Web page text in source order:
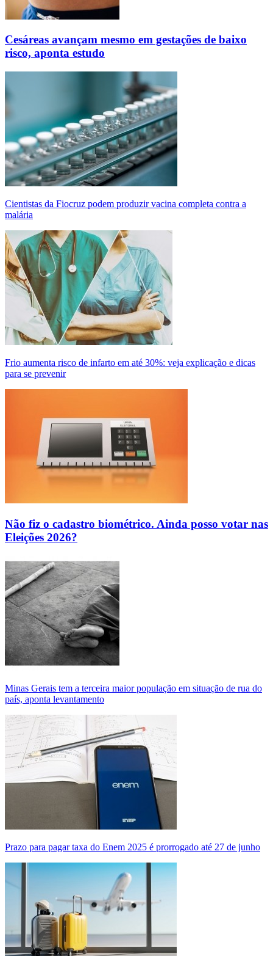
Cesáreas avançam mesmo em gestações de baixo
risco, aponta estudo
Cientistas da Fiocruz podem produzir vacina completa contra a
malária
Frio aumenta risco de infarto em até 30%: veja explicação e dicas
para se prevenir
Não fiz o cadastro biométrico. Ainda posso votar nas
Eleições 2026?
Minas Gerais tem a terceira maior população em situação de rua do
país, aponta levantamento
Prazo para pagar taxa do Enem 2025 é prorrogado até 27 de junho